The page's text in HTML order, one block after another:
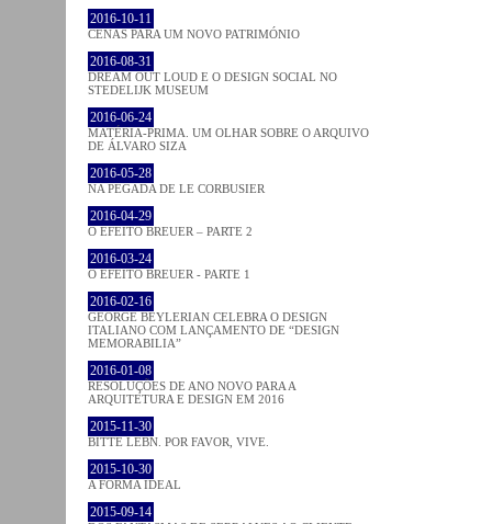
2016-10-11
CENAS PARA UM NOVO PATRIMÓNIO
2016-08-31
DREAM OUT LOUD E O DESIGN SOCIAL NO
STEDELIJK MUSEUM
2016-06-24
MATÉRIA-PRIMA. UM OLHAR SOBRE O ARQUIVO
DE ÁLVARO SIZA
2016-05-28
NA PEGADA DE LE CORBUSIER
2016-04-29
O EFEITO BREUER – PARTE 2
2016-03-24
O EFEITO BREUER - PARTE 1
2016-02-16
GEORGE BEYLERIAN CELEBRA O DESIGN
ITALIANO COM LANÇAMENTO DE “DESIGN
MEMORABILIA”
2016-01-08
RESOLUÇÕES DE ANO NOVO PARA A
ARQUITETURA E DESIGN EM 2016
2015-11-30
BITTE LEBN. POR FAVOR, VIVE.
2015-10-30
A FORMA IDEAL
2015-09-14